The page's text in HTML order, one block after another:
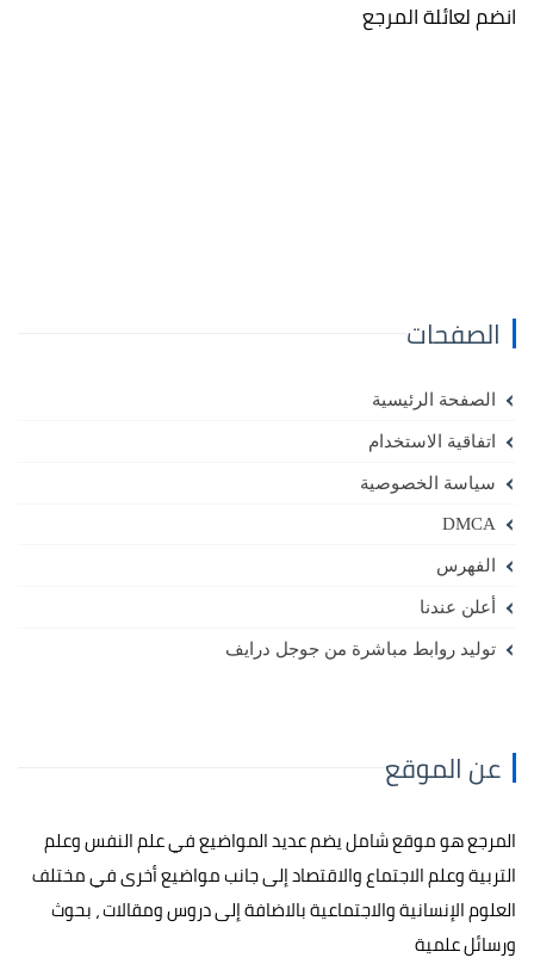
انضم لعائلة المرجع
الصفحات
الصفحة الرئيسية
اتفاقية الاستخدام
سياسة الخصوصية
DMCA
الفهرس
أعلن عندنا
توليد روابط مباشرة من جوجل درايف
عن الموقع
المرجع هو موقع شامل يضم عديد المواضيع في علم النفس وعلم
التربية وعلم الاجتماع والاقتصاد إلى جانب مواضيع أخرى في مختلف
العلوم الإنسانية والاجتماعية بالاضافة إلى دروس ومقالات ، بحوث
ورسائل علمية